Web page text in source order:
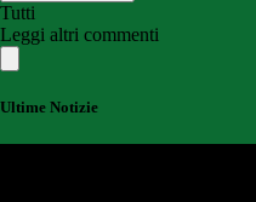
Tutti
Leggi altri commenti
Ultime Notizie